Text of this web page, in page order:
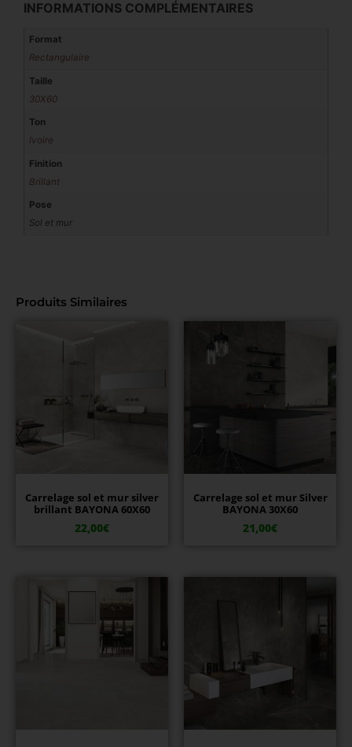
INFORMATIONS COMPLÉMENTAIRES
Format
Rectangulaire
Taille
30X60
Ton
Ivoire
Finition
Brillant
Pose
Sol et mur
Produits Similaires
Carrelage sol et mur silver
brillant BAYONA 60X60
22,00€
Carrelage sol et mur Silver
BAYONA 30X60
21,00€